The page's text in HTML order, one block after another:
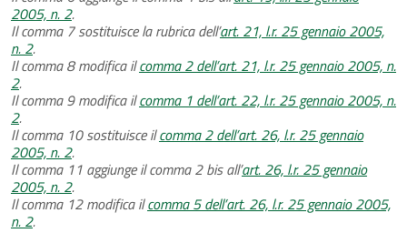
2005, n. 2.
Il comma 7 sostituisce la rubrica dell’art. 21, l.r. 25 gennaio 2005,
n. 2.
Il comma 8 modifica ilcomma 2 dell’art. 21, l.r. 25 gennaio 2005, n.
2.
Il comma 9 modifica ilcomma 1 dell’art. 22, l.r. 25 gennaio 2005, n.
2.
Il comma 10 sostituisce ilcomma 2 dell’art. 26, l.r. 25 gennaio
2005, n. 2.
Il comma 11 aggiunge il comma 2 bis all’art. 26, l.r. 25 gennaio
2005, n. 2.
Il comma 12 modifica ilcomma 5 dell’art. 26, l.r. 25 gennaio 2005,
n. 2.